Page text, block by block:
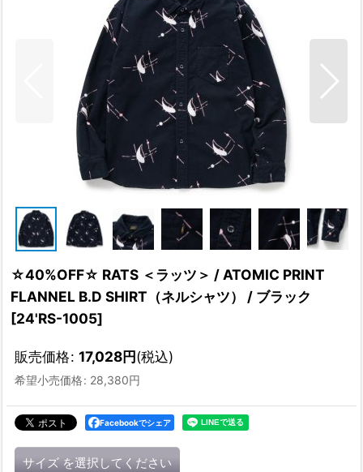
☆40%OFF☆ RATS ＜ラッツ＞ / ATOMIC PRINT
FLANNEL B.D SHIRT（ネルシャツ） / ブラック
[24'RS-1005]
販売価格: 17,028円(税込)
希望小売価格: 28,380円
Facebookでシェア
サイズ を選択してください